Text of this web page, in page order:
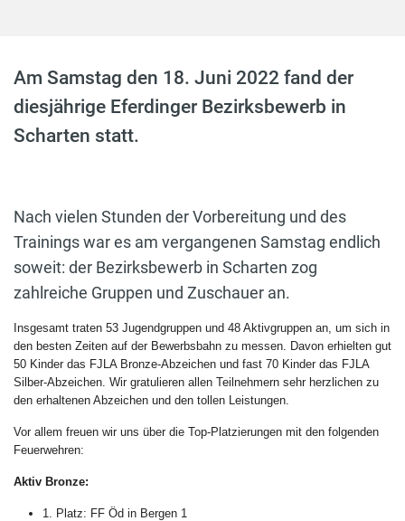
Am Samstag den 18. Juni 2022 fand der
diesjährige Eferdinger Bezirksbewerb in
Scharten statt.
Nach vielen Stunden der Vorbereitung und des
Trainings war es am vergangenen Samstag endlich
soweit: der Bezirksbewerb in Scharten zog
zahlreiche Gruppen und Zuschauer an.
Insgesamt traten 53 Jugendgruppen und 48 Aktivgruppen an, um sich in
den besten Zeiten auf der Bewerbsbahn zu messen. Davon erhielten gut
50 Kinder das FJLA Bronze-Abzeichen und fast 70 Kinder das FJLA
Silber-Abzeichen. Wir gratulieren allen Teilnehmern sehr herzlichen zu
den erhaltenen Abzeichen und den tollen Leistungen.
Vor allem freuen wir uns über die Top-Platzierungen mit den folgenden
Feuerwehren:
Aktiv Bronze:
1. Platz: FF Öd in Bergen 1